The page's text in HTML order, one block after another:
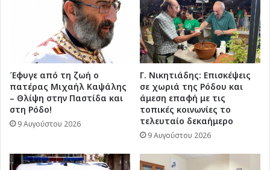
Έφυγε από τη ζωή ο
πατέρας Μιχαήλ Καψάλης
– Θλίψη στην Παστίδα και
στη Ρόδο!
9 Αυγούστου 2026
Γ. Νικητιάδης: Επισκέψεις
σε χωριά της Ρόδου και
άμεση επαφή με τις
τοπικές κοινωνίες το
τελευταίο δεκαήμερο
9 Αυγούστου 2026